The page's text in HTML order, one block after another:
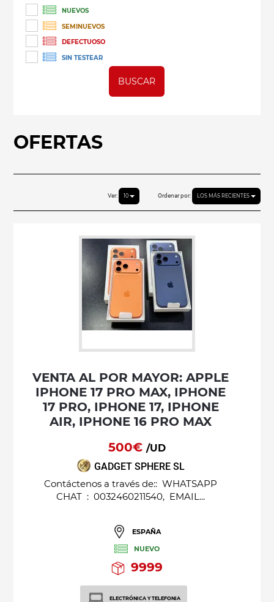
NUEVOS
SEMINUEVOS
DEFECTUOSO
SIN TESTEAR
BUSCAR
OFERTAS
Ordenar por: LOS MÁS RECIENTES
Ver: 10
VENTA AL POR MAYOR: APPLE
IPHONE 17 PRO MAX, IPHONE
17 PRO, IPHONE 17, IPHONE
AIR, IPHONE 16 PRO MAX
500€ /UD
GADGET SPHERE SL
Contáctenos a través de:: WHATSAPP
CHAT : 0032460211540, EMAIL...
ESPAÑA
NUEVO
9999
ELECTRÓNICA Y TELEFONIA